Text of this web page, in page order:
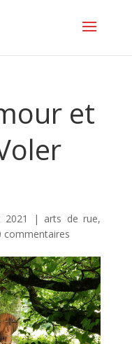
et
| arts de rue,
commentaires